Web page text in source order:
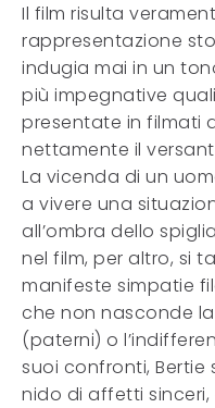
Il film risulta
rappresentazione
indugia mai in un
più impegnative
presentate in filmati
nettamente il
La vicenda di un
a vivere una
all’ombra dello
nel film, per altro, si
manifeste simpatie
che non nasconde
(paterni) o
suoi confronti, Bertie
nido di affetti